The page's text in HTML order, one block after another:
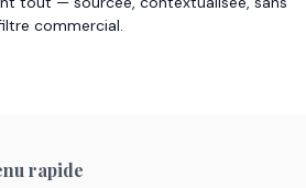
commercial.
rapide